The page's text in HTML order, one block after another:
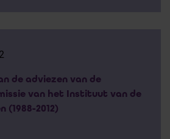
de adviezen van de
van het Instituut van de
2012)